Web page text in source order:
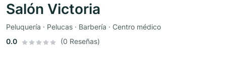
Salón Victoria
Peluquería · Pelucas · Barbería · Centro médico
0.0
(0 Reseñas)